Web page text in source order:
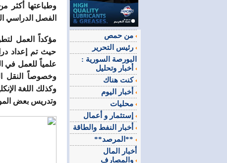
وطباعتها أكثر
الفصل الدراسي القادم
مؤكداً العمل
حيث تم إعداد
علمياً للعمل في
وخصوصاً النقل
وتدريس بعض
البورصة السورية :
كنت هناك
**المرصد**
أخبار المال